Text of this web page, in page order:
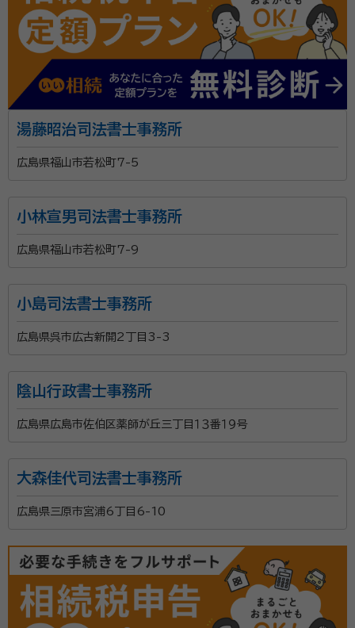
湯藤昭治司法書士事務所
広島県福山市若松町7-5
小林宣男司法書士事務所
広島県福山市若松町7-9
小島司法書士事務所
広島県呉市広古新開2丁目3-3
陰山行政書士事務所
広島県広島市佐伯区薬師が丘三丁目１３番１９号
大森佳代司法書士事務所
広島県三原市宮浦6丁目6-10